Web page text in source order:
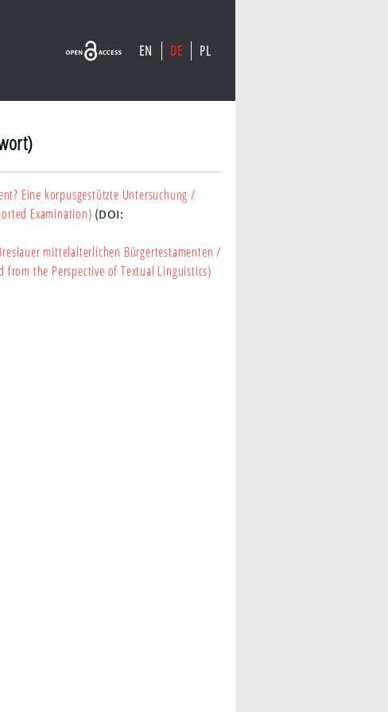
EN DE PL
Eine korpusgestützte Untersuchung /
Examination) (DOI:
mittelalterlichen Bürgertestamenten /
from the Perspective of Textual Linguistics)